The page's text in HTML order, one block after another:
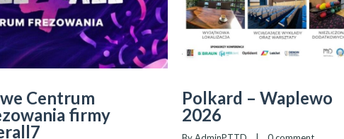
Centrum
firmy
Polkard – Waplewo
2026